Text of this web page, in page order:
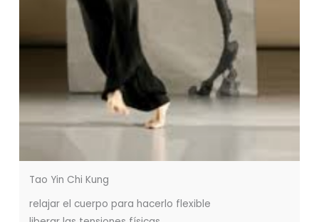
Tao Yin Chi Kung
relajar el cuerpo para hacerlo flexible